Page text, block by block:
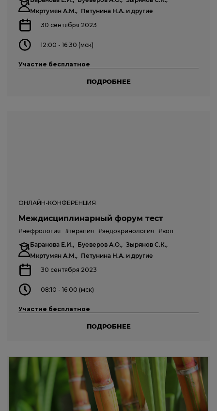
Мкртумян А.М., Петунина Н.А. и другие
30 сентября 2023
12:00 - 16:30 (мск)
Участие бесплатное
ПОДРОБНЕЕ
ОНЛАЙН-КОНФЕРЕНЦИЯ
Междисциплинарный форум тест
#нефрология #терапия #эндокринология #воп
Баранова Е.И., Буеверов А.О., Зырянов С.К.,
Мкртумян А.М., Петунина Н.А. и другие
30 сентября 2023
08:10 - 16:00 (мск)
Участие бесплатное
ПОДРОБНЕЕ